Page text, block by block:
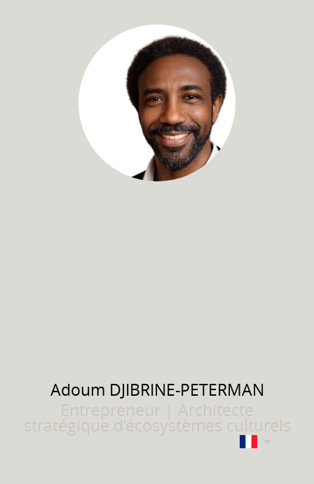
Adoum DJIBRINE-PETERMAN
Entrepreneur | Architecte
stratégique d’écosystèmes culturels